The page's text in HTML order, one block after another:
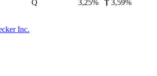
Inc.
Q 3,25% 3,59%